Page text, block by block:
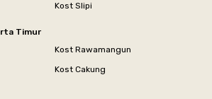
Kost Slipi
Timur
Kost Rawamangun
Kost Cakung